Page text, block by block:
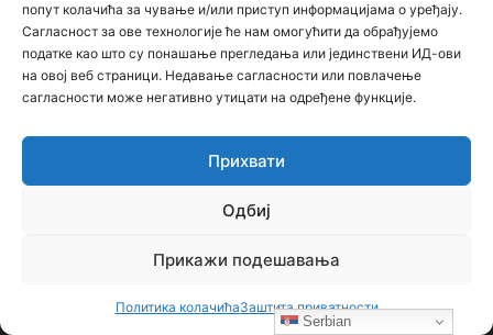
попут колачића за чување и/или приступ информацијама о уређају.
Сагласност за ове технологије ће нам омогућити да обрађујемо
податке као што су понашање прегледања или јединствени ИД-ови
на овој веб страници. Недавање сагласности или повлачење
сагласности може негативно утицати на одређене функције.
Прихвати
Одбиј
Прикажи подешавања
Политика колачићаЗаштита приватности
Седиште: Србија, 18000, Ниш
Контакт: тел. +381 652061021
редакција –bojanic73@gmail.com
Сајт није под финансијским, политичким и идеолошким
профитабилан, заснива се на добровољном раду.
Serbian